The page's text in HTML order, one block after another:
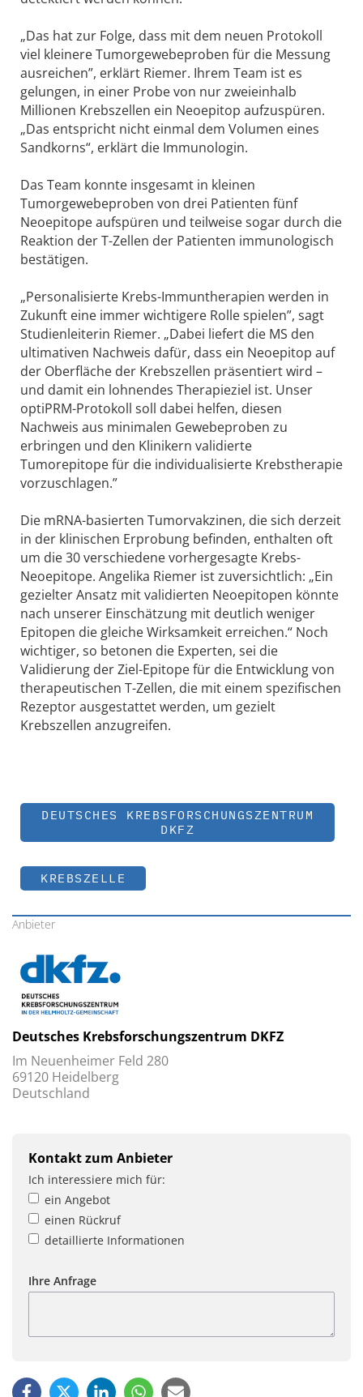
„Das hat zur Folge, dass mit dem neuen Protokoll
viel kleinere Tumorgewebeproben für die Messung
ausreichen”, erklärt Riemer. Ihrem Team ist es
gelungen, in einer Probe von nur zweieinhalb
Millionen Krebszellen ein Neoepitop aufzuspüren.
„Das entspricht nicht einmal dem Volumen eines
Sandkorns“, erklärt die Immunologin.
Das Team konnte insgesamt in kleinen
Tumorgewebeproben von drei Patienten fünf
Neoepitope aufspüren und teilweise sogar durch die
Reaktion der T-Zellen der Patienten immunologisch
bestätigen.
„Personalisierte Krebs-Immuntherapien werden in
Zukunft eine immer wichtigere Rolle spielen”, sagt
Studienleiterin Riemer. „Dabei liefert die MS den
ultimativen Nachweis dafür, dass ein Neoepitop auf
der Oberfläche der Krebszellen präsentiert wird –
und damit ein lohnendes Therapieziel ist. Unser
optiPRM-Protokoll soll dabei helfen, diesen
Nachweis aus minimalen Gewebeproben zu
erbringen und den Klinikern validierte
Tumorepitope für die individualisierte Krebstherapie
vorzuschlagen.”
Die mRNA-basierten Tumorvakzinen, die sich derzeit
in der klinischen Erprobung befinden, enthalten oft
um die 30 verschiedene vorhergesagte Krebs-
Neoepitope. Angelika Riemer ist zuversichtlich: „Ein
gezielter Ansatz mit validierten Neoepitopen könnte
nach unserer Einschätzung mit deutlich weniger
Epitopen die gleiche Wirksamkeit erreichen.“ Noch
wichtiger, so betonen die Experten, sei die
Validierung der Ziel-Epitope für die Entwicklung von
therapeutischen T-Zellen, die mit einem spezifischen
Rezeptor ausgestattet werden, um gezielt
Krebszellen anzugreifen.
DEUTSCHES KREBSFORSCHUNGSZENTRUM
DKFZ
KREBSZELLE
Anbieter
Deutsches Krebsforschungszentrum DKFZ
Im Neuenheimer Feld 280
69120 Heidelberg
Deutschland
Kontakt zum Anbieter
Ich interessiere mich für:
ein Angebot
einen Rückruf
detaillierte Informationen
Ihre Anfrage